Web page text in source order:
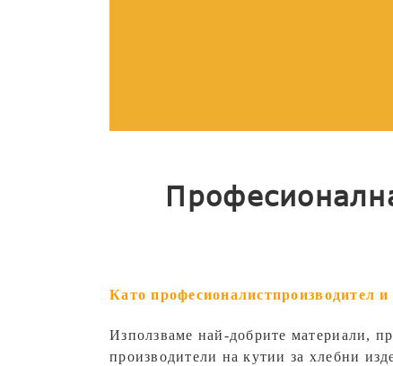
Като професионалистпроизводител
Използваме най-добрите материали,
производители на кутии за хлебни